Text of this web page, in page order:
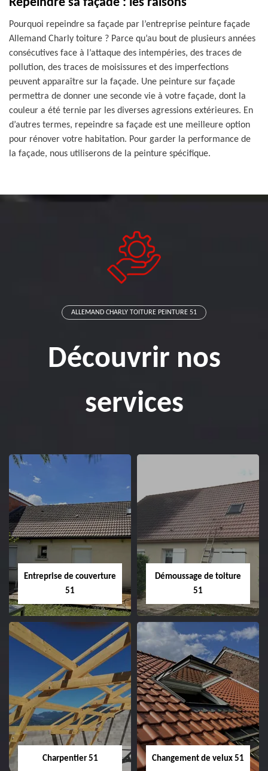
Pourquoi repeindre sa façade par l’entreprise peinture façade
Allemand Charly toiture ? Parce qu’au bout de plusieurs années
consécutives face à l’attaque des intempéries, des traces de
pollution, des traces de moisissures et des imperfections
peuvent apparaître sur la façade. Une peinture sur façade
permettra de donner une seconde vie à votre façade, dont la
couleur a été ternie par les diverses agressions extérieures. En
d’autres termes, repeindre sa façade est une meilleure option
pour rénover votre habitation. Pour garder la performance de
la façade, nous utiliserons de la peinture spécifique.
ALLEMAND CHARLY TOITURE PEINTURE 51
Découvrir nos
services
Entreprise de couverture
51
Entreprise de
couverture 51
Démoussage de toiture
51
Démoussage de
toiture 51
Charpentier 51 Changement de velux 51